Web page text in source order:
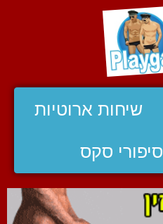
שיחות ארוטיות
סיפורי סקס